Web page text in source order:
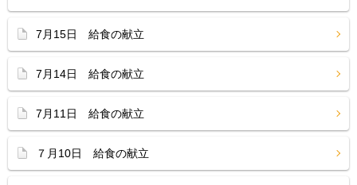
7月15日 給食の献立
7月14日 給食の献立
7月11日 給食の献立
７月10日 給食の献立